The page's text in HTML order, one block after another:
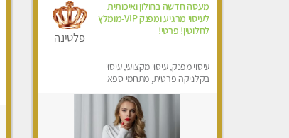
מעסה חדשה בחולון ואיכותית
לעיסוי מרגיע ומפנק VIP-מומלץ
לחלוטין! פרטי! ​​​​​​
עיסוי מפנק, עיסוי מקצועי, עיסוי
בקלניקה פרטית, מתחמי ספא
פלטינה